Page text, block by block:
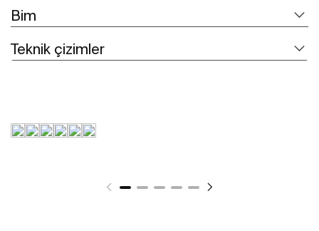
Bim
Teknik çizimler